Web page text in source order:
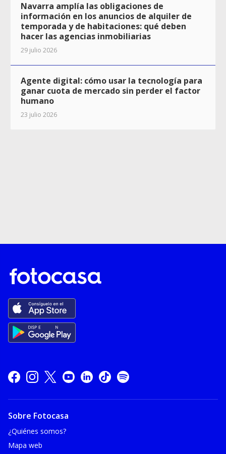
Navarra amplía las obligaciones de
información en los anuncios de alquiler de
temporada y de habitaciones: qué deben
hacer las agencias inmobiliarias
29 julio 2026
Agente digital: cómo usar la tecnología para
ganar cuota de mercado sin perder el factor
humano
23 julio 2026
Sobre Fotocasa
¿Quiénes somos?
Mapa web